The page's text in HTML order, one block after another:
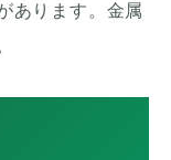
あります。金属